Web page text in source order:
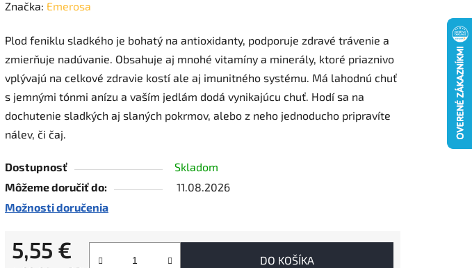
hodnotenie
je
0,0
z
5
hviezdičiek.
Značka: Emerosa
Plod feniklu sladkého je bohatý na antioxidanty, podporuje zdravé trávenie a
zmierňuje nadúvanie. Obsahuje aj mnohé vitamíny a minerály, ktoré priaznivo
vplývajú na celkové zdravie kostí ale aj imunitného systému. Má lahodnú chuť
s jemnými tónmi anízu a vaším jedlám dodá vynikajúcu chuť. Hodí sa na
dochutenie sladkých aj slaných pokrmov, alebo z neho jednoducho pripravíte
nálev, či čaj.
Dostupnosť
Skladom
Môžeme doručiť do:
11.08.2026
Možnosti doručenia
5,55 € DO KOŠÍKA